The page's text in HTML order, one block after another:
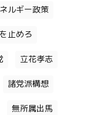
ルギー政策
止めろ
立花孝志
諸党派構想
無所属出馬